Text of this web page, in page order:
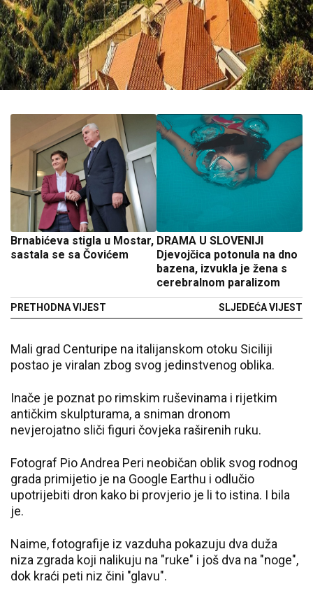
Brnabićeva stigla u Mostar,
sastala se sa Čovićem
PRETHODNA VIJEST
DRAMA U SLOVENIJI
Djevojčica potonula na dno
bazena, izvukla je žena s
cerebralnom paralizom
SLJEDEĆA VIJEST
Mali grad Centuripe na italijanskom otoku Siciliji
postao je viralan zbog svog jedinstvenog oblika.
Inače je poznat po rimskim ruševinama i rijetkim
antičkim skulpturama, a sniman dronom
nevjerojatno sliči figuri čovjeka raširenih ruku.
Fotograf Pio Andrea Peri neobičan oblik svog rodnog
grada primijetio je na Google Earthu i odlučio
upotrijebiti dron kako bi provjerio je li to istina. I bila
je.
Naime, fotografije iz vazduha pokazuju dva duža
niza zgrada koji nalikuju na "ruke" i još dva na "noge",
dok kraći peti niz čini "glavu".